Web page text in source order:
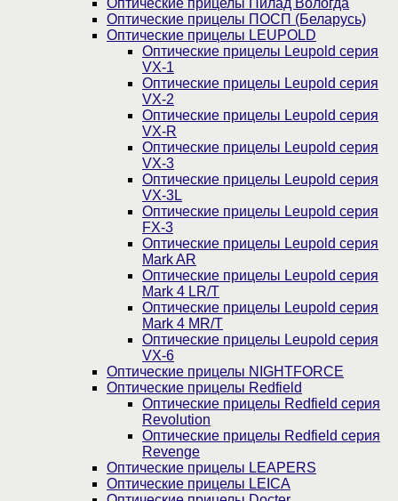
Оптические прицелы Пилад Вологда
Оптические прицелы ПОСП (Беларусь)
Оптические прицелы LEUPOLD
Оптические прицелы Leupold серия
VX-1
Оптические прицелы Leupold серия
VX-2
Оптические прицелы Leupold серия
VX-R
Оптические прицелы Leupold серия
VX-3
Оптические прицелы Leupold серия
VX-3L
Оптические прицелы Leupold серия
FX-3
Оптические прицелы Leupold серия
Mark AR
Оптические прицелы Leupold серия
Mark 4 LR/T
Оптические прицелы Leupold серия
Mark 4 MR/T
Оптические прицелы Leupold серия
VX-6
Оптические прицелы NIGHTFORCE
Оптические прицелы Redfield
Оптические прицелы Redfield серия
Revolution
Оптические прицелы Redfield серия
Revenge
Оптические прицелы LEAPERS
Оптические прицелы LEICA